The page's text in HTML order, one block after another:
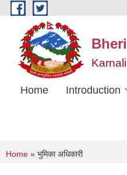
Skip to main content
Home Introduction
You are here
Home » भुमिका अधिकारी